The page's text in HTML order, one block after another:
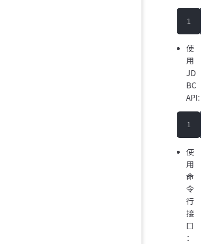
使
用
JD
BC
API:
使
用
命
令
行
接
口
：